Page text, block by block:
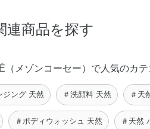
連商品を探す
メゾンコーセー）で人気のカ
ジング 天然 ＃洗顔料 天然 ＃天
＃ボディウォッシュ 天然 ＃天然